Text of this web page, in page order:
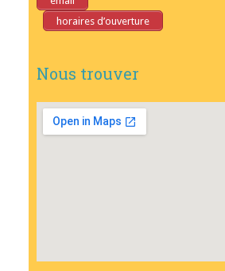
horaires d’ouverture
Nous trouver